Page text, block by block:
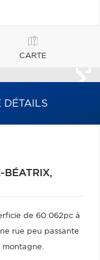
CARTE
DÉTAILS
BÉATRIX,
de 60 062pc à
rue peu passante
montagne.